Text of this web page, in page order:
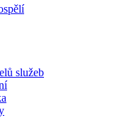
služeb